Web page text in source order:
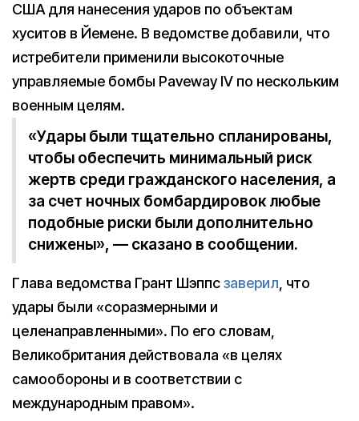
США для нанесения ударов по объектам
хуситов в Йемене. В ведомстве добавили, что
истребители применили высокоточные
управляемые бомбы Paveway IV по нескольким
военным целям.
«Удары были тщательно спланированы,
чтобы обеспечить минимальный риск
жертв среди гражданского населения, а
за счет ночных бомбардировок любые
подобные риски были дополнительно
снижены», — сказано в сообщении.
Глава ведомства Грант Шэппсзаверил, что
удары были «соразмерными и
целенаправленными». По его словам,
Великобритания действовала «в целях
самообороны и в соответствии с
международным правом».